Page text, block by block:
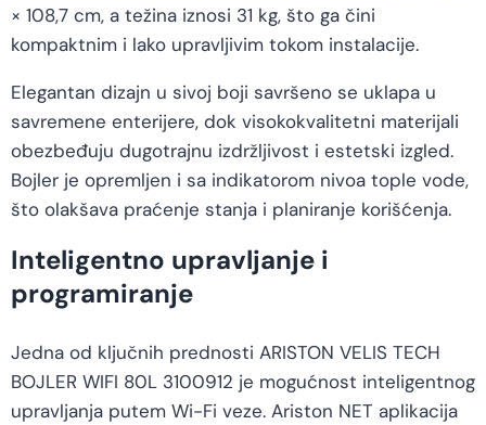
× 108,7 cm, a težina iznosi 31 kg, što ga čini
kompaktnim i lako upravljivim tokom instalacije.
Elegantan dizajn u sivoj boji savršeno se uklapa u
savremene enterijere, dok visokokvalitetni materijali
obezbeđuju dugotrajnu izdržljivost i estetski izgled.
Bojler je opremljen i sa indikatorom nivoa tople vode,
što olakšava praćenje stanja i planiranje korišćenja.
Inteligentno upravljanje i
programiranje
Jedna od ključnih prednosti ARISTON VELIS TECH
BOJLER WIFI 80L 3100912 je mogućnost inteligentnog
upravljanja putem Wi-Fi veze. Ariston NET aplikacija